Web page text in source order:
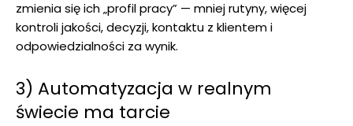
zmienia się ich „profil pracy” — mniej rutyny, więcej
kontroli jakości, decyzji, kontaktu z klientem i
odpowiedzialności za wynik.
3) Automatyzacja w realnym
świecie ma tarcie